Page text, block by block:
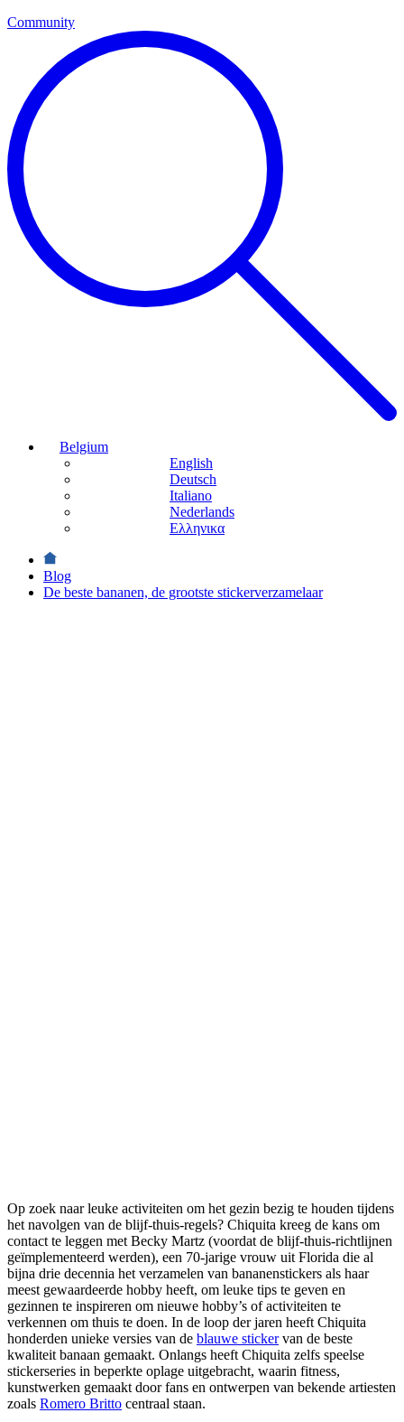
Community
Belgium
English
Deutsch
Italiano
Nederlands
Ελληνικα
Blog
De beste bananen, de grootste stickerverzamelaar
Op zoek naar leuke activiteiten om het gezin bezig te houden tijdens
het navolgen van de blijf-thuis-regels? Chiquita kreeg de kans om
contact te leggen met Becky Martz (voordat de blijf-thuis-richtlijnen
geïmplementeerd werden), een 70-jarige vrouw uit Florida die al
bijna drie decennia het verzamelen van bananenstickers als haar
meest gewaardeerde hobby heeft, om leuke tips te geven en
gezinnen te inspireren om nieuwe hobby’s of activiteiten te
verkennen om thuis te doen. In de loop der jaren heeft Chiquita
honderden unieke versies van de blauwe stickervan de beste
kwaliteit banaan gemaakt. Onlangs heeft Chiquita zelfs speelse
stickerseries in beperkte oplage uitgebracht, waarin fitness,
kunstwerken gemaakt door fans en ontwerpen van bekende artiesten
zoals Romero Britto centraal staan.